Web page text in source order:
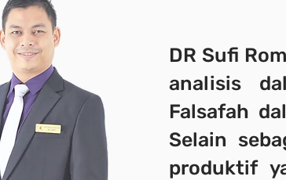
DR Sufi
analisis
Falsafah
Selain
produktif